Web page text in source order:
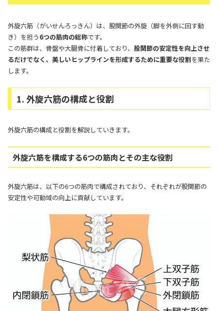
外旋六筋（がいせんろっきん）は、股関節の外旋（脚を外側に回す動
き）を担う 6つの筋肉の総称です。
この筋群は、骨盤や大腿骨に付着しており、 股関節の安定性を向上させ
るだけでなく、美しいヒップラインを形成するために重要な役割を果た
します。
1. 外旋六筋の構成と役割
外旋六筋の構成と役割を解説していきます。
外旋六筋を構成する6つの筋肉とその主な役割
外旋六筋は、以下の6つの筋肉で構成されており、それぞれが股関節の
安定性や可動域の向上に貢献しています。